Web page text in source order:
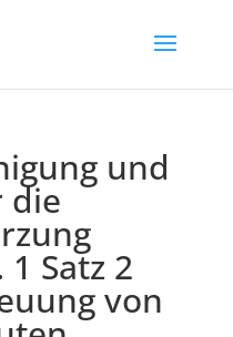
und
die
Satz 2
von